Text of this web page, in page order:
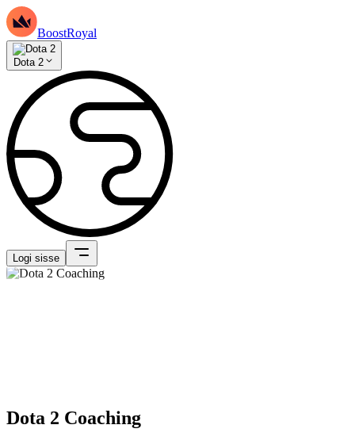
BoostRoyal
Dota 2
Logi sisse
Dota 2 Coaching